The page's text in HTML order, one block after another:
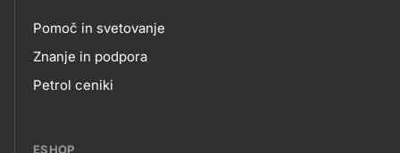
Footer
links
Pomoč in svetovanje
Znanje in podpora
Petrol ceniki
ESHOP